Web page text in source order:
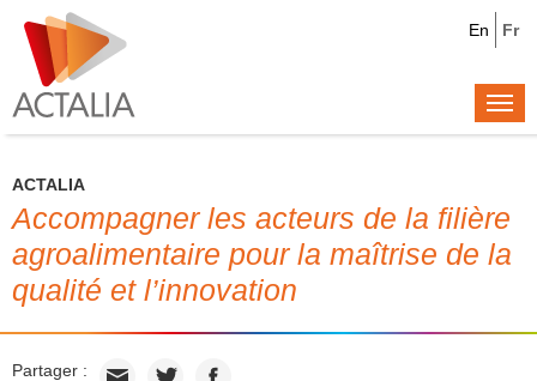
Fr
En
ACTALIA
Accompagner les acteurs de la filière
agroalimentaire pour la maîtrise de la
qualité et l’innovation
Partager :